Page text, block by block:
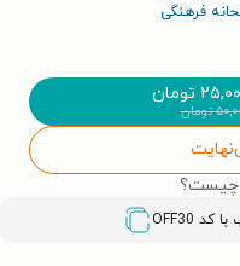
فرهنگی
تومان
تومان
چیست؟
OFF30